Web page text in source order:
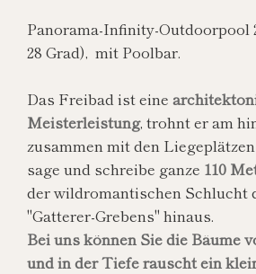
Panorama-Infinity-Outdoorpool
28 Grad), mit Poolbar.
Das Freibad ist eine
Meisterleistung, trohnt er am
zusammen mit den Liegeplätzen
sage und schreibe ganze 110
der wildromantischen Schlucht
"Gatterer-Grebens" hinaus.
Bei uns können Sie die Bäume
und in der Tiefe rauscht ein